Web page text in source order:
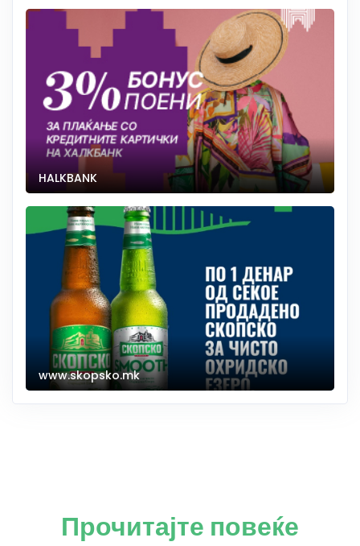
HALKBANK
www.skopsko.mk
Прочитајте повеќе